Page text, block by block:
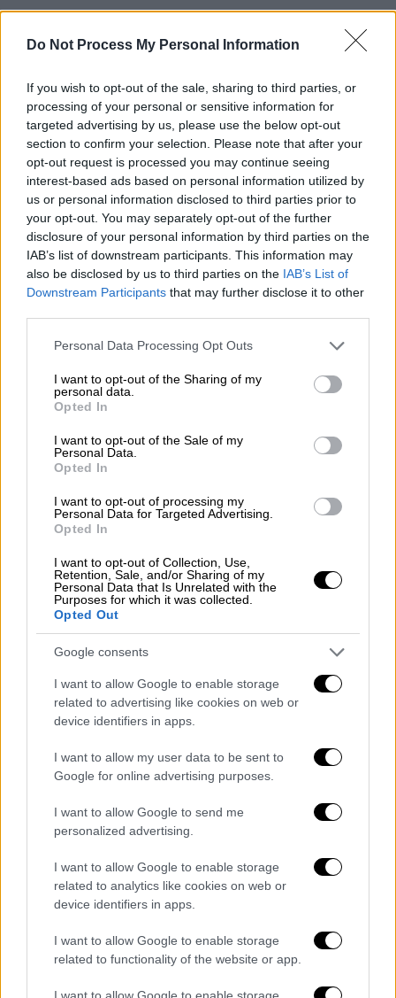
Do Not Process My Personal Information
If you wish to opt-out of the sale, sharing to third parties, or
processing of your personal or sensitive information for
targeted advertising by us, please use the below opt-out
section to confirm your selection. Please note that after your
opt-out request is processed you may continue seeing
interest-based ads based on personal information utilized by
us or personal information disclosed to third parties prior to
your opt-out. You may separately opt-out of the further
disclosure of your personal information by third parties on the
IAB’s list of downstream participants. This information may
also be disclosed by us to third parties on the IAB’s List of
Downstream Participants that may further disclose it to other
Please note that this website/app uses one or more Google
not limited to your visit or usage behaviour. You may click to
grant or deny consent to Google and its third-party tags to
use your data for below specified purposes in below Google
consent section.
Personal Data Processing Opt Outs
I want to opt-out of the Sharing of my
personal data.
Opted In
I want to opt-out of the Sale of my
Personal Data.
Opted In
I want to opt-out of processing my
Personal Data for Targeted Advertising.
Opted In
I want to opt-out of Collection, Use,
Retention, Sale, and/or Sharing of my
Personal Data that Is Unrelated with the
Purposes for which it was collected.
Opted Out
Google consents
I want to allow Google to enable storage
related to advertising like cookies on web or
device identifiers in apps.
I want to allow my user data to be sent to
Google for online advertising purposes.
I want to allow Google to send me
personalized advertising.
I want to allow Google to enable storage
related to analytics like cookies on web or
device identifiers in apps.
I want to allow Google to enable storage
related to functionality of the website or app.
I want to allow Google to enable storage
Όπως υπογραμμίζει, το μόνο σίγουρο είναι
πωςο γονέας θα πρέπει να είναι εκεί
και
αντιλαμβάνεταιτιςσυμπεριφορέςτου
παιδιού του, να συζητάει μαζί του πώς είναι,
τα συναισθήματά του, πώς ήταν η μέρα του,
αν υπάρχει κάτι που το προβληματίζει.
Αν το παιδί έχει βιώσει ένασημαντικόκαι
δύσκολο περιστατικό, όπως ένα διαζύγιο ή
ένας θάνατος, τότε οι γονείς θα πρέπεινα
το παρακολουθούν ακόμη πιο στενάγια να
αποφευχθούν συμπεριφορές όπως το
συμβάν στις Σέρρες.
Τι να κάνει ένας γονέας αν υπάρχει
γεγονός που «τραυμάτισε» την αθώα
ψυχή του παιδιού
Το συμπέρασμα είναι πως οι γονείς πρέπει
ενεργά να παρακολουθούν
τραυματίσει» τηναθώα ψυχήενός παιδιού
και να το έχει φέρει αντιμέτωπο με
καταπιεσμένα συναισθήματα
τους δεν ξέρουν πώς να τα εκφράσουν και
οδηγεί σε ακραίες συμπεριφορές -ως προς
τα μάτια ενός ενήλικα καθώς στα μάτια ενός
παιδιού είναι ένας τρόπος να ξεδώσουν ή να
«συμπεριφερθούν ενήλικα» ή ακόμα και να
φανούν δυνατοί.
Αυτή ηδύναμη, άλλωστε,
που τους λείπειαπό την καθημερινότητά
τους και από το συναίσθημά τους. Το να
μικρότερο και απροστάτευτο ενδεχομένως
απροστάτευτα, τονίζει ο κλινικός
ψυχολόγος στο ethnos.gr. Για αυτό οι γονείς
θα πρέπει να είναι εκεί και να προστατεύουν
τα παιδιά τους.